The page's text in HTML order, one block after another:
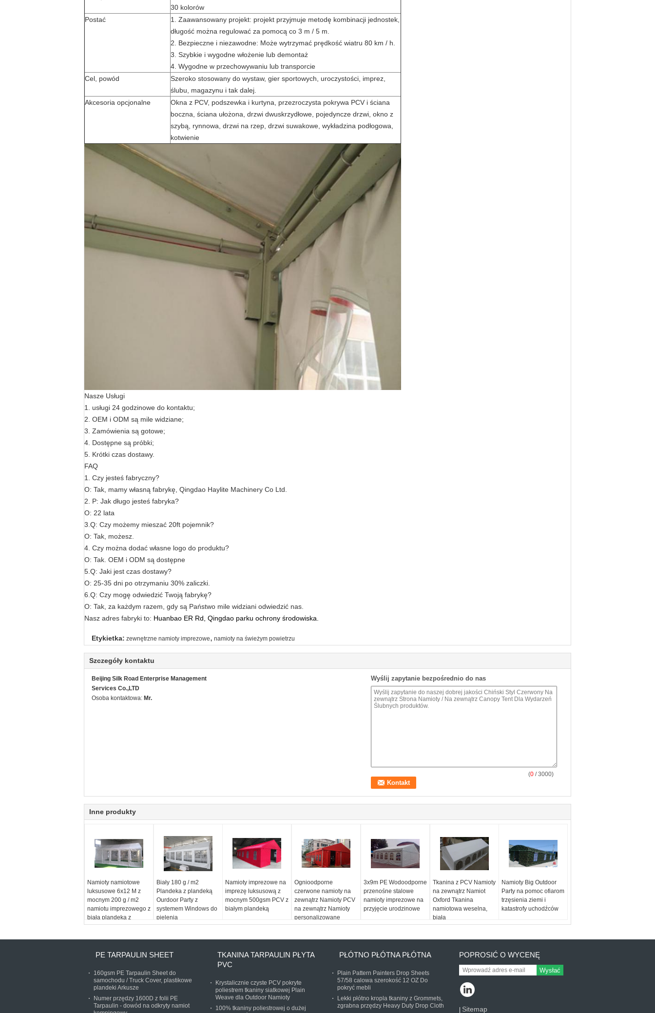
30 kolorów
Postać
1. Zaawansowany projekt: projekt przyjmuje metodę kombinacji jednostek,
długość można regulować za pomocą co 3 m / 5 m.
2. Bezpieczne i niezawodne: Może wytrzymać prędkość wiatru 80 km / h.
3. Szybkie i wygodne włożenie lub demontaż
4. Wygodne w przechowywaniu lub transporcie
Cel, powód
Szeroko stosowany do wystaw, gier sportowych, uroczystości, imprez,
ślubu, magazynu i tak dalej.
Akcesoria opcjonalne
Okna z PCV, podszewka i kurtyna, przezroczysta pokrywa PCV i ściana
boczna, ściana ułożona, drzwi dwuskrzydłowe, pojedyncze drzwi, okno z
szybą, rynnowa, drzwi na rzep, drzwi suwakowe, wykładzina podłogowa,
kotwienie
Nasze Usługi
1. usługi 24 godzinowe do kontaktu;
2. OEM i ODM są mile widziane;
3. Zamówienia są gotowe;
4. Dostępne są próbki;
5. Krótki czas dostawy.
FAQ
1. Czy jesteś fabryczny?
O: Tak, mamy własną fabrykę, Qingdao Haylite Machinery Co Ltd.
2. P: Jak długo jesteś fabryka?
O: 22 lata
3.Q: Czy możemy mieszać 20ft pojemnik?
O: Tak, możesz.
4. Czy można dodać własne logo do produktu?
O: Tak. OEM i ODM są dostępne
5.Q: Jaki jest czas dostawy?
O: 25-35 dni po otrzymaniu 30% zaliczki.
6.Q: Czy mogę odwiedzić Twoją fabrykę?
O: Tak, za każdym razem, gdy są Państwo mile widziani odwiedzić nas.
Nasz adres fabryki to: Huanbao ER Rd, Qingdao parku ochrony środowiska.
Etykietka: zewnętrzne namioty imprezowe, namioty na świeżym powietrzu
Szczegóły kontaktu
Beijing Silk Road Enterprise Management
Services Co.,LTD
Osoba kontaktowa: Mr.
Wyślij zapytanie bezpośrednio do nas
(0 / 3000)
Inne produkty
Namioty namiotowe
luksusowe 6x12 M z
mocnym 200 g / m2
namiotu imprezowego z
białą plandeką z
całkowicie ocynkowaną
Biały 180 g / m2
Plandeka z plandeką
Ourdoor Party z
systemem Windows do
pielenia
Namioty imprezowe na
imprezę luksusową z
mocnym 500gsm PCV z
białym plandeką
Ognioodporne
czerwone namioty na
zewnątrz Namioty PCV
na zewnątrz Namioty
personalizowane
3x9m PE Wodoodporne
przenośne stalowe
namioty imprezowe na
przyjęcie urodzinowe
Tkanina z PCV Namioty
na zewnątrz Namiot
Oxford Tkanina
namiotowa weselna,
biała
Namioty Big Outdoor
Party na pomoc ofiarom
trzęsienia ziemi i
katastrofy uchodźców
PE TARPAULIN SHEET
160gsm PE Tarpaulin Sheet do
samochodu / Truck Cover, plastikowe
plandeki Arkusze
Numer przędzy 1600D z folii PE
Tarpaulin - dowód na odkryty namiot
TKANINA TARPAULIN PŁYTA
PVC
Krystalicznie czyste PCV pokryte
poliestrem tkaniny siatkowej Plain
Weave dla Outdoor Namioty
100% tkaniny poliestrowej o dużej
PŁÓTNO PŁÓTNA PŁÓTNA
Plain Pattern Painters Drop Sheets
57/58 calowa szerokość 12 OZ Do
pokryć mebli
Lekki płótno kropla tkaniny z Grommets,
zgrabna przędzy Heavy Duty Drop Cloth
POPROSIĆ O WYCENĘ
Wysłać
Sitemap